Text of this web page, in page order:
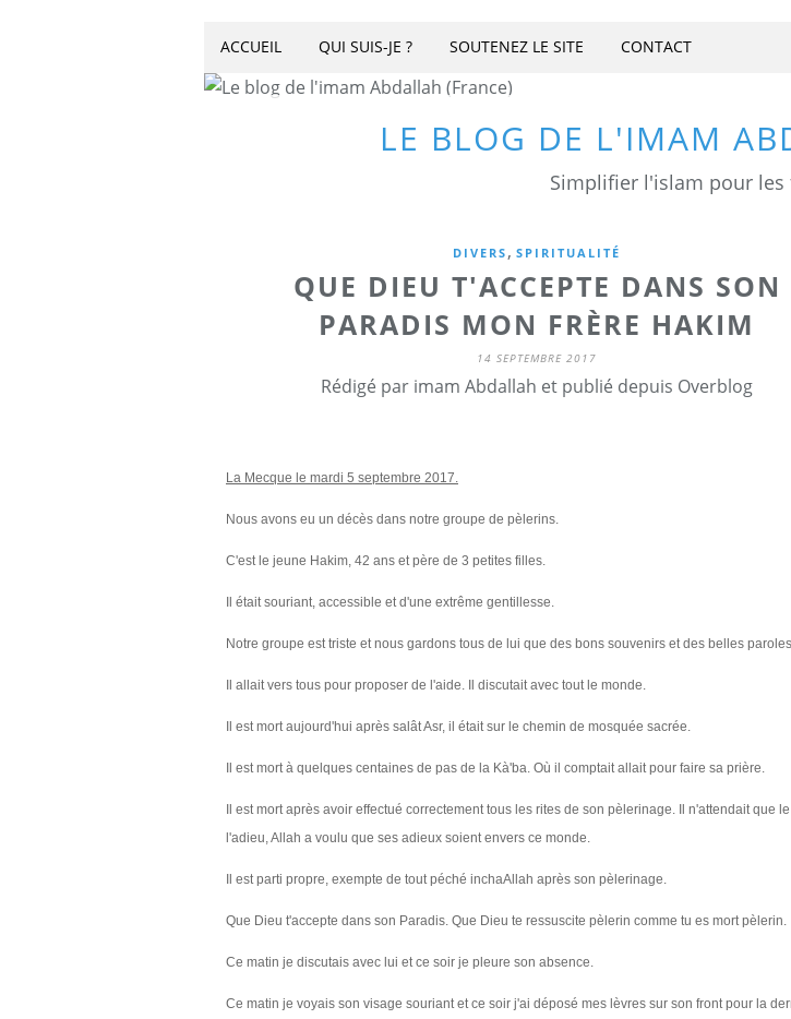
LE BLOG DE L'IMAM
Simplifier l'islam pour les
ACCUEIL QUI SUIS-JE ? SOUTENEZ LE SITE CONTACT
DIVERS , SPIRITUALITÉ
QUE DIEU T'ACCEPTE DANS SON
PARADIS MON FRÈRE HAKIM
14 SEPTEMBRE 2017
Rédigé par imam Abdallah et publié depuis Overblog
La Mecque le mardi 5 septembre 2017.
Nous avons eu un décès dans notre groupe de pèlerins.
C'est le jeune Hakim, 42 ans et père de 3 petites filles.
Il était souriant, accessible et d'une extrême gentillesse.
Notre groupe est triste et nous gardons tous de lui que des bons souvenirs et des belles
Il allait vers tous pour proposer de l'aide. Il discutait avec tout le monde.
Il est mort aujourd'hui après salât Asr, il était sur le chemin de mosquée sacrée.
Il est mort à quelques centaines de pas de la Kà'ba. Où il comptait allait pour faire sa prière.
Il est mort après avoir effectué correctement tous les rites de son pèlerinage. Il n'attendait que
l'adieu, Allah a voulu que ses adieux soient envers ce monde.
Il est parti propre, exempte de tout péché inchaAllah après son pèlerinage.
Que Dieu t'accepte dans son Paradis. Que Dieu te ressuscite pèlerin comme tu es mort pèlerin.
Ce matin je discutais avec lui et ce soir je pleure son absence.
Ce matin je voyais son visage souriant et ce soir j'ai déposé mes lèvres sur son front pour la